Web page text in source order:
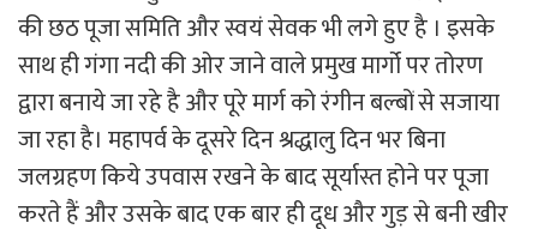
की छठ पूजा समिति और स्वयं सेवक भी लगे हुए है । इसके
साथ ही गंगा नदी की ओर जाने वाले प्रमुख मार्गो पर तोरण
द्वारा बनाये जा रहे है और पूरे मार्ग को रंगीन बल्बों से सजाया
जा रहा है। महापर्व के दूसरे दिन श्रद्धालु दिन भर बिना
जलग्रहण किये उपवास रखने के बाद सूर्यास्त होने पर पूजा
करते हैं और उसके बाद एक बार ही दूध और गुड़ से बनी खीर